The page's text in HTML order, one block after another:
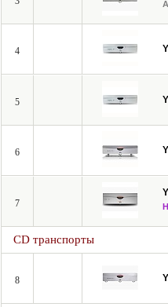
4
5
6
7
CD транспорты
8